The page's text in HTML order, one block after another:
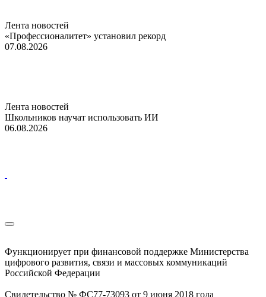
Лента новостей
«Профессионалитет» установил рекорд
07.08.2026
Лента новостей
Школьников научат использовать ИИ
06.08.2026
Функционирует при финансовой поддержке Министерства
цифрового развития, связи и массовых коммуникаций
Российской Федерации
Свидетельство № ФС77-73093 от 9 июня 2018 года